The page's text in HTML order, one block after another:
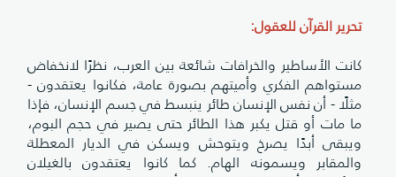
تحرير القرآن للعقول:
كانت الأساطير والخرافات شائعة بين العرب، نظرًا لانخفاض
مستواهم الفكري وأميتهم بصورة عامة، فكانوا يعتقدون -
مثلًا - أن نفس الإنسان طائر ينبسط في جسم الإنسان، فإذا
ما مات أو قتل يكبر هذا الطائر حتى يصير في حجم البوم،
ويبقى أبدًا يصرخ ويتوحش ويسكن في الديار المعطلة
والمقابر ويسمونه الهام. كما كانوا يعتقدون بالغيلان